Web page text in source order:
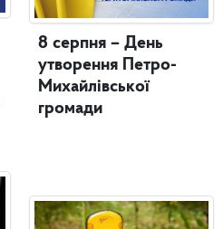
8 серпня – День
утворення Петро-
Михайлівської
громади